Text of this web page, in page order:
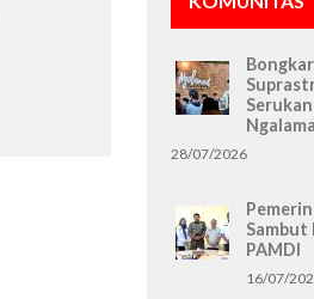
28/07/2026
Sambut
PAMDI
16/07/